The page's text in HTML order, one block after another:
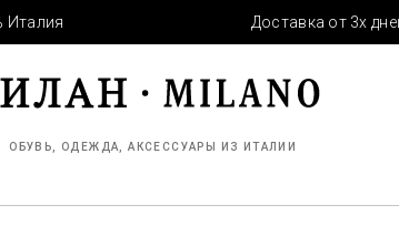
Италия Доставка от 3х
ОБУВЬ, ОДЕЖДА, АКСЕССУАРЫ ИЗ ИТАЛИИ